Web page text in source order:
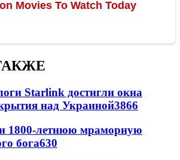
Starlink достигли окна
над Украиной3866
1800-летнюю мраморную
бога630